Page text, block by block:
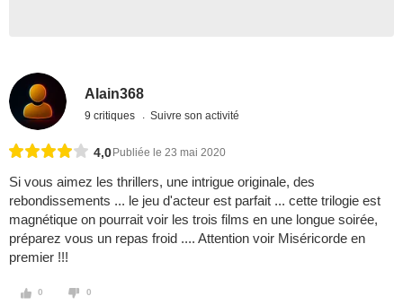
Alain368
9 critiques Suivre son activité
4,0 Publiée le 23 mai 2020
Si vous aimez les thrillers, une intrigue originale, des
rebondissements ... le jeu d'acteur est parfait ... cette trilogie est
magnétique on pourrait voir les trois films en une longue soirée,
préparez vous un repas froid .... Attention voir Miséricorde en
premier !!!
0 0